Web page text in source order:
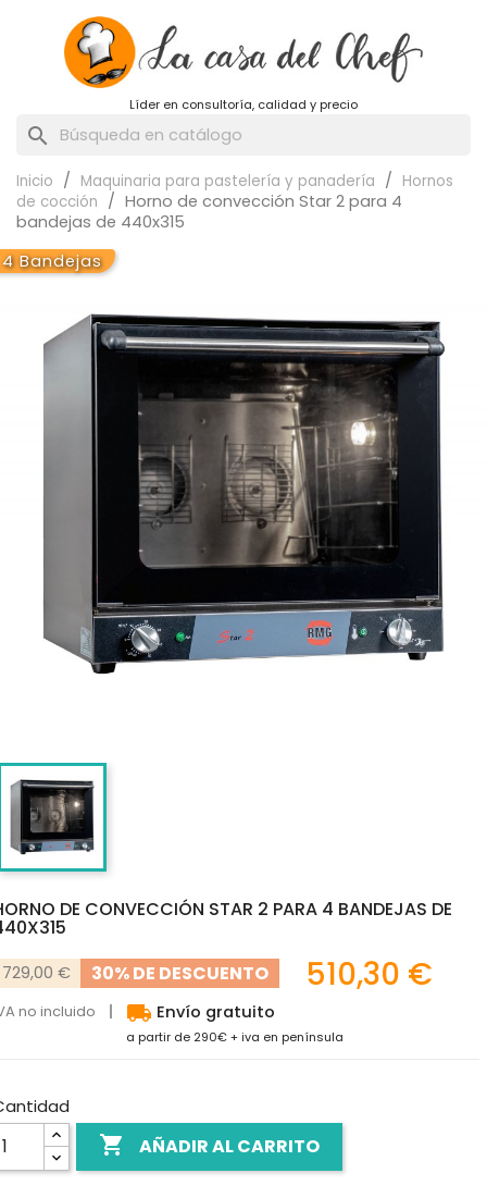
Líder en consultoría, calidad y precio
search
Inicio Maquinaria para pastelería y panadería
Hornos
de cocción
Horno de convección Star 2 para 4
bandejas de 440x315
4 Bandejas
DE CONVECCIÓN STAR 2 PARA 4 BANDEJAS DE
729,00 € 30% DE DESCUENTO 510,30 €
no incluido local_shipping Envío gratuito
a partir de 290€ + iva en península
 AÑADIR AL CARRITO